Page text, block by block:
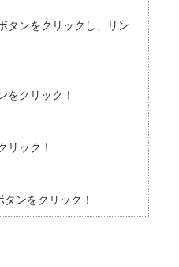
タンをクリックし、リン
をクリック！
リック！
ンをクリック！